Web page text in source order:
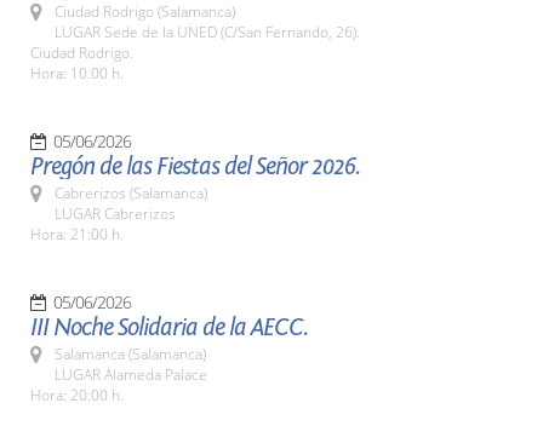
Ciudad Rodrigo (Salamanca)
LUGAR Sede de la UNED (C/San Fernando, 26).
Ciudad Rodrigo.
Hora: 10.00 h.
05/06/2026
Pregón de las Fiestas del Señor 2026.
Cabrerizos (Salamanca)
LUGAR Cabrerizos
Hora: 21:00 h.
05/06/2026
III Noche Solidaria de la AECC.
Salamanca (Salamanca)
LUGAR Alameda Palace
Hora: 20:00 h.